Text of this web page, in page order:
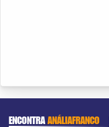
ENCONTRAANÁLIAFRANCO